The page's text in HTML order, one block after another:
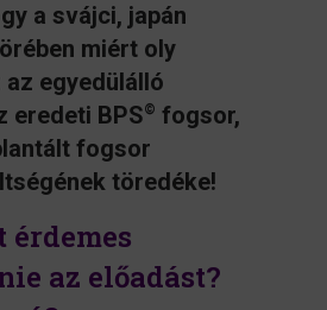
a svájci, japán
miért oly
egyedülálló
eredeti BPS© fogsor,
fogsor
töredéke!
az előadást?